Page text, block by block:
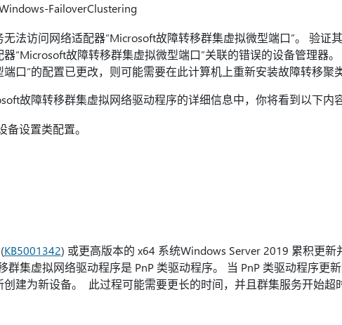
FailoverClustering
法访问网络适配器“Microsoft故障转移群集虚拟微型端口”。 验证
“Microsoft故障转移群集虚拟微型端口”关联的错误的设备管理器
口”的配置已更改，则可能需要在此计算机上重新安装故障转移聚
故障转移群集虚拟网络驱动程序的详细信息中，你将看到以下内
设置类配置。
KB5001342) 或更高版本的 x64 系统Windows Server 2019 累积更
群集虚拟网络驱动程序是 PnP 类驱动程序。 当 PnP 类驱动程序更
建为新设备。 此过程可能需要更长的时间，并且群集服务开始超